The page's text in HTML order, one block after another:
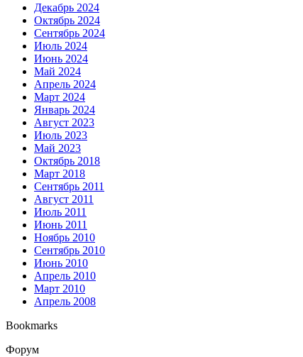
Декабрь 2024
Октябрь 2024
Сентябрь 2024
Июль 2024
Июнь 2024
Май 2024
Апрель 2024
Март 2024
Январь 2024
Август 2023
Июль 2023
Май 2023
Октябрь 2018
Март 2018
Сентябрь 2011
Август 2011
Июль 2011
Июнь 2011
Ноябрь 2010
Сентябрь 2010
Июнь 2010
Апрель 2010
Март 2010
Апрель 2008
Bookmarks
Форум